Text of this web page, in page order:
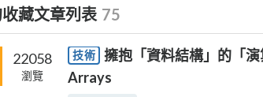
藏文章列表 75
22058
瀏覽
技術
擁抱「資料結構」的「
Arrays